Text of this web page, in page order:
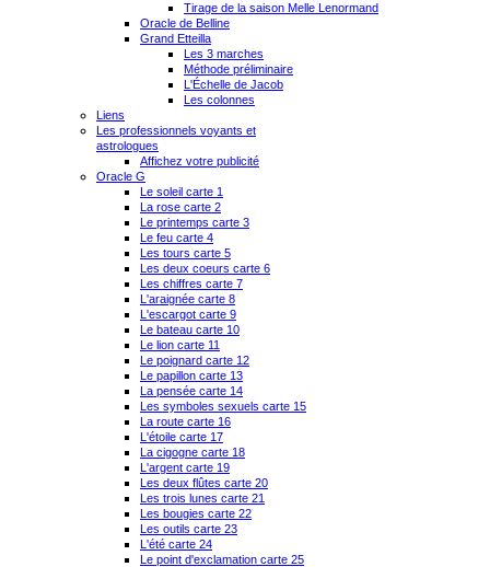
Tirage de la saison Melle Lenormand
Oracle de Belline
Grand Etteilla
Les 3 marches
Méthode préliminaire
L'Échelle de Jacob
Les colonnes
Liens
Les professionnels voyants et
astrologues
Affichez votre publicité
Oracle G
Le soleil carte 1
La rose carte 2
Le printemps carte 3
Le feu carte 4
Les tours carte 5
Les deux coeurs carte 6
Les chiffres carte 7
L'araignée carte 8
L'escargot carte 9
Le bateau carte 10
Le lion carte 11
Le poignard carte 12
Le papillon carte 13
La pensée carte 14
Les symboles sexuels carte 15
La route carte 16
L'étoile carte 17
La cigogne carte 18
L'argent carte 19
Les deux flûtes carte 20
Les trois lunes carte 21
Les bougies carte 22
Les outils carte 23
L'été carte 24
Le point d'exclamation carte 25